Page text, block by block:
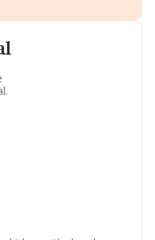
en otras empresas.
sobre la empresa.